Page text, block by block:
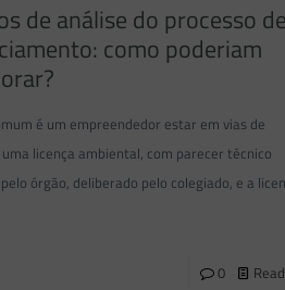
de análise do processo de
como poderiam
é um empreendedor estar em vias de
licença ambiental, com parecer técnico
órgão, deliberado pelo colegiado, e a
0